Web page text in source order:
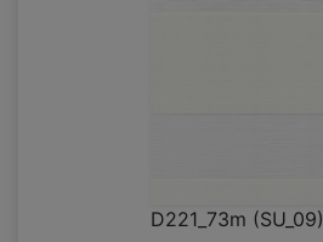
D221_73m (SU_09)